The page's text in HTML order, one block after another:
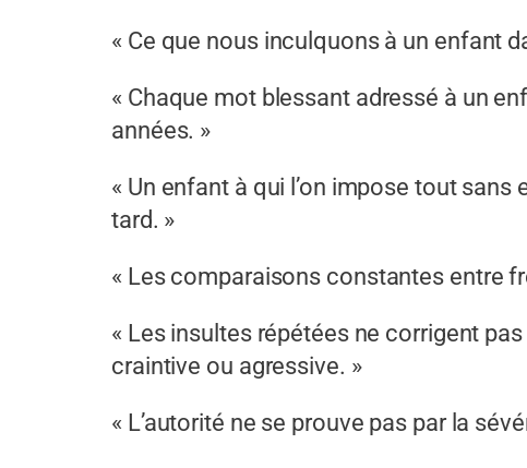
« Ce que nous inculquons à un enfant
« Chaque mot blessant adressé à un
années. »
« Un enfant à qui l’on impose tout
tard. »
« Les comparaisons constantes entre
« Les insultes répétées ne corrigent
craintive ou agressive. »​
« L’autorité ne se prouve pas par la